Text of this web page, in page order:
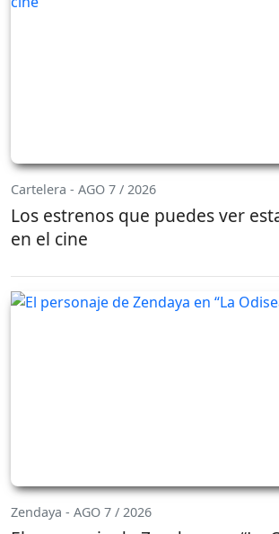
Cartelera - AGO 7 / 2026
Los estrenos que puedes ver
en el cine
Zendaya - AGO 7 / 2026